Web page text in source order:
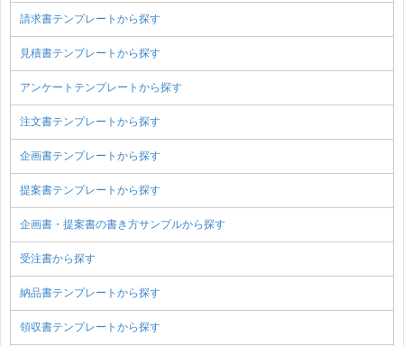
請求書テンプレートから探す
見積書テンプレートから探す
アンケートテンプレートから探す
注文書テンプレートから探す
企画書テンプレートから探す
提案書テンプレートから探す
企画書・提案書の書き方サンプルから探す
受注書から探す
納品書テンプレートから探す
領収書テンプレートから探す